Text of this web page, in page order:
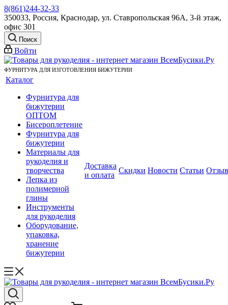
8(861)244-32-33
350033, Россия, Краснодар, ул. Ставропольская 96А, 3-й этаж,
офис 301
Поиск
Войти
ФУРНИТУРА ДЛЯ ИЗГОТОВЛЕНИЯ БИЖУТЕРИИ
Каталог
Фурнитура для
бижутерии
ОПТОМ
Бисероплетение
Фурнитура для
бижутерии
Материалы для
рукоделия и
творчества
Лепка из
полимерной
глины
Инструменты
для рукоделия
Оборудование,
упаковка,
хранение
бижутерии
Доставка
и оплата
Скидки Новости Статьи